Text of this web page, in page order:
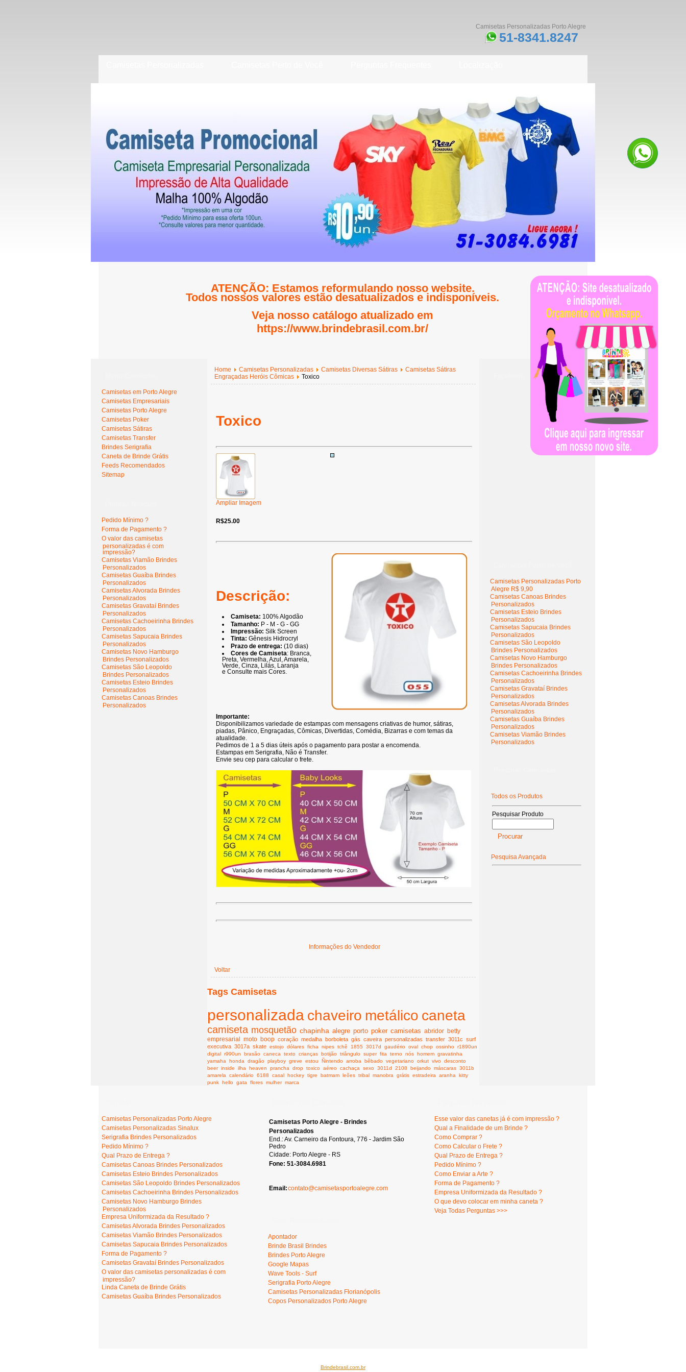
Camisetas Personalizadas Porto Alegre
51-8341.8247
ATENÇÃO: Estamos reformulando nosso website.
Todos nossos valores estão desatualizados e indisponíveis.
Veja nosso catálogo atualizado em
https://www.brindebrasil.com.br/
Camisetas em Porto Alegre
Camisetas Empresariais
Camisetas Porto Alegre
Camisetas Poker
Camisetas Sátiras
Camisetas Transfer
Brindes Serigrafia
Caneta de Brinde Grátis
Feeds Recomendados
Sitemap
Pedido Mínimo ?
Forma de Pagamento ?
O valor das camisetas
personalizadas é com
impressão?
Camisetas Viamão Brindes
Personalizados
Camisetas Guaíba Brindes
Personalizados
Camisetas Alvorada Brindes
Personalizados
Camisetas Gravataí Brindes
Personalizados
Camisetas Cachoeirinha Brindes
Personalizados
Camisetas Sapucaia Brindes
Personalizados
Camisetas Novo Hamburgo
Brindes Personalizados
Camisetas São Leopoldo
Brindes Personalizados
Camisetas Esteio Brindes
Personalizados
Camisetas Canoas Brindes
Personalizados
Home Camisetas Personalizadas Camisetas Diversas Sátiras
Camisetas Sátiras
Engraçadas Heróis Cômicas
Toxico
Toxico
Ampliar Imagem
R$25.00
Descrição:
Camiseta: 100% Algodão
Tamanho: P - M - G - GG
Impressão: Silk Screen
Tinta: Gênesis Hidrocryl
Prazo de entrega: (10 dias)
Cores de Camiseta: Branca,
Preta, Vermelha, Azul, Amarela,
Verde, Cinza, Lilás, Laranja
e Consulte mais Cores.
Importante:
Disponibilizamos variedade de estampas com mensagens criativas de humor, sátiras,
piadas, Pânico, Engraçadas, Cômicas, Divertidas, Comédia, Bizarras e com temas da
atualidade.
Pedimos de 1 a 5 dias úteis após o pagamento para postar a encomenda.
Estampas em Serigrafia, Não é Transfer.
Envie seu cep para calcular o frete.
Informações do Vendedor
Voltar
Tags Camisetas
personalizada chaveiro metálico caneta
camiseta mosquetão chapinha alegre porto poker camisetas abridor betty
empresarial moto boop coração medalha borboleta gás caveira personalizadas transfer 3011c surf
executiva 3017a skate estojo dólares ficha nipes tchê 1855 3017d gaudério oval chop ossinho r1890un
digital r990un brasão caneca texto crianças botijão triângulo super fita terno nós homem gravatinha
yamaha
honda dragão playboy greve estou Ñintendo arroba bêbado vegetariano orkut vivo desconto
beer inside ilha heaven prancha drop toxico aéreo cachaça sexo 3011d 2108 beijando máscaras 3011b
amarela
calendário 6188 casal hockey tigre batmam leões tribal manobra grátis estradeira aranha
kitty
punk hello gata flores mulher marca
Camisetas Personalizadas Porto
Alegre R$ 9,90
Camisetas Canoas Brindes
Personalizados
Camisetas Esteio Brindes
Personalizados
Camisetas Sapucaia Brindes
Personalizados
Camisetas São Leopoldo
Brindes Personalizados
Camisetas Novo Hamburgo
Brindes Personalizados
Camisetas Cachoeirinha Brindes
Personalizados
Camisetas Gravataí Brindes
Personalizados
Camisetas Alvorada Brindes
Personalizados
Camisetas Guaíba Brindes
Personalizados
Camisetas Viamão Brindes
Personalizados
Todos os Produtos
Pesquisar Produto
Pesquisa Avançada
Camisetas Personalizadas Porto Alegre
Camisetas Personalizadas Sinalux
Serigrafia Brindes Personalizados
Pedido Mínimo ?
Qual Prazo de Entrega ?
Camisetas Canoas Brindes Personalizados
Camisetas Esteio Brindes Personalizados
Camisetas São Leopoldo Brindes Personalizados
Camisetas Cachoeirinha Brindes Personalizados
Camisetas Novo Hamburgo Brindes
Personalizados
Empresa Uniformizada da Resultado ?
Camisetas Alvorada Brindes Personalizados
Camisetas Viamão Brindes Personalizados
Camisetas Sapucaia Brindes Personalizados
Forma de Pagamento ?
Camisetas Gravataí Brindes Personalizados
O valor das camisetas personalizadas é com
impressão?
Linda Caneta de Brinde Grátis
Camisetas Guaíba Brindes Personalizados
Camisetas Porto Alegre - Brindes
Personalizados
End.: Av. Carneiro da Fontoura, 776 - Jardim São
Pedro
Cidade: Porto Alegre - RS
Fone: 51-3084.6981
Email:contato@camisetasportoalegre.com
Apontador
Brinde Brasil Brindes
Brindes Porto Alegre
Google Mapas
Wave Tools - Surf
Serigrafia Porto Alegre
Camisetas Personalizadas Florianópolis
Copos Personalizados Porto Alegre
Esse valor das canetas já é com impressão ?
Qual a Finalidade de um Brinde ?
Como Comprar ?
Como Calcular o Frete ?
Qual Prazo de Entrega ?
Pedido Mínimo ?
Como Enviar a Arte ?
Forma de Pagamento ?
Empresa Uniformizada da Resultado ?
O que devo colocar em minha caneta ?
Veja Todas Perguntas >>>
Brindebrasil.com.br